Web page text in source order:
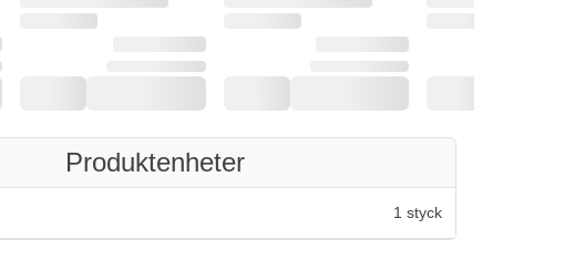
Produktenheter
1 styck